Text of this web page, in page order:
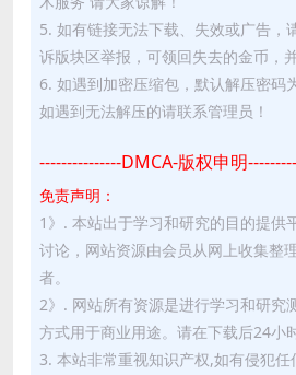
5. 如有链接无法下载、失效或广告
诉版块区举报，可领回失去的金币，
6. 如遇到加密压缩包，默认解压密
如遇到无法解压的请联系管理员！
---------------DMCA-版权申明
免责声明：
1》. 本站出于学习和研究的目的提供
讨论，网站资源由会员从网上收集整
者。
2》. 网站所有资源是进行学习和研究
方式用于商业用途。请在下载后24小
3. 本站非常重视知识产权,如有侵犯